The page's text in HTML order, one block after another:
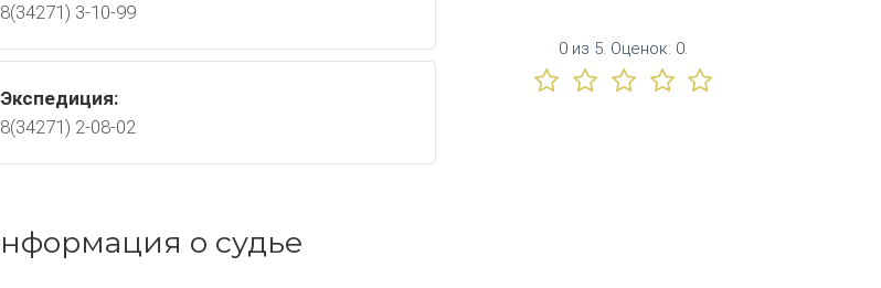
8(34271) 3-10-99
Экспедиция:
8(34271) 2-08-02
0 из 5. Оценок: 0.
о судье